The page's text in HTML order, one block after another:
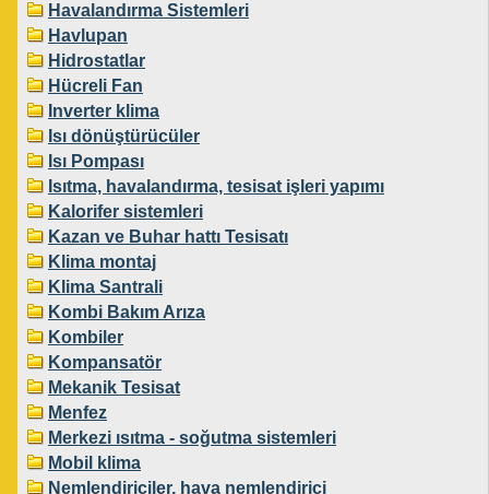
Havalandırma Sistemleri
Havlupan
Hidrostatlar
Hücreli Fan
Inverter klima
Isı dönüştürücüler
Isı Pompası
Isıtma, havalandırma, tesisat işleri yapımı
Kalorifer sistemleri
Kazan ve Buhar hattı Tesisatı
Klima montaj
Klima Santrali
Kombi Bakım Arıza
Kombiler
Kompansatör
Mekanik Tesisat
Menfez
Merkezi ısıtma - soğutma sistemleri
Mobil klima
Nemlendiriciler, hava nemlendirici